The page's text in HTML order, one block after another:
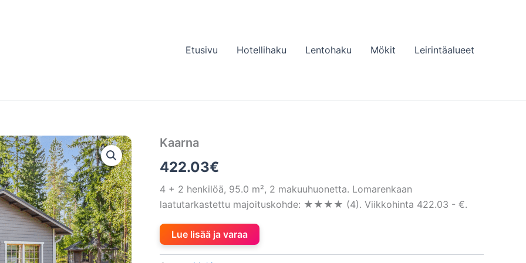
Etusivu Hotellihaku Lentohaku Mökit Leirintäalueet
Kaarna
422.03€
4 + 2 henkilöä, 95.0 m², 2 makuuhuonetta. Lomarenkaan
laatutarkastettu majoituskohde: ★★★★ (4). Viikkohinta 422.03 - €.
Lue lisää ja varaa